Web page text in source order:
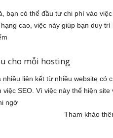
bạn có thể đầu tư chi phí vào
cao, việc này giúp bạn duy
cho mỗi hosting
nhiều liên kết từ nhiều website có
SEO. Vì việc này thể hiện
cụ tìm
các bài về